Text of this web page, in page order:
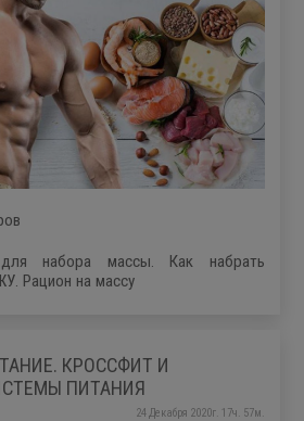
для набора массы. Как набрать
Рацион на массу
КРОССФИТ И
ПИТАНИЯ
24 Декабря 2020г. 17ч. 57м.